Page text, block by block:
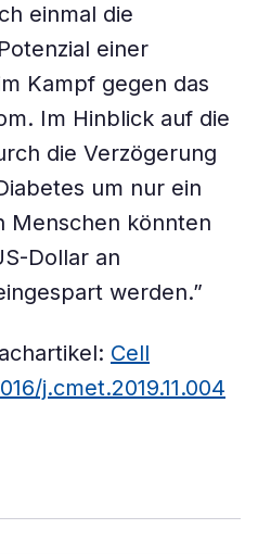
einmal die
einer
Kampf gegen das
Im Hinblick auf die
die Verzögerung
um nur ein
Menschen könnten
Dollar an
werden.”
Cell
j.cmet.2019.11.004